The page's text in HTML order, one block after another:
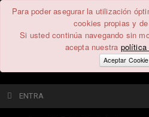
Para poder asegurar la utilización
cookies propias y
Si usted continúa navegando sin
acepta nuestra política
Aceptar
ENTRA